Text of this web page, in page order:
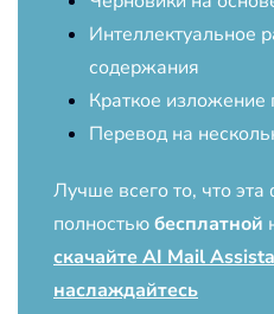
Интеллектуальное
содержания
Краткое изложение
Перевод на
Лучше всего то, что
полностьюбесплатной
скачайте AI Mail
наслаждайтесь